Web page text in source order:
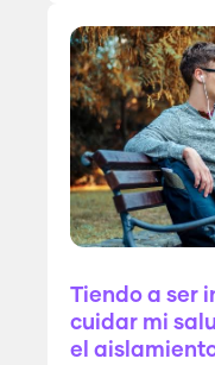
Tiendo a ser
cuidar mi
el